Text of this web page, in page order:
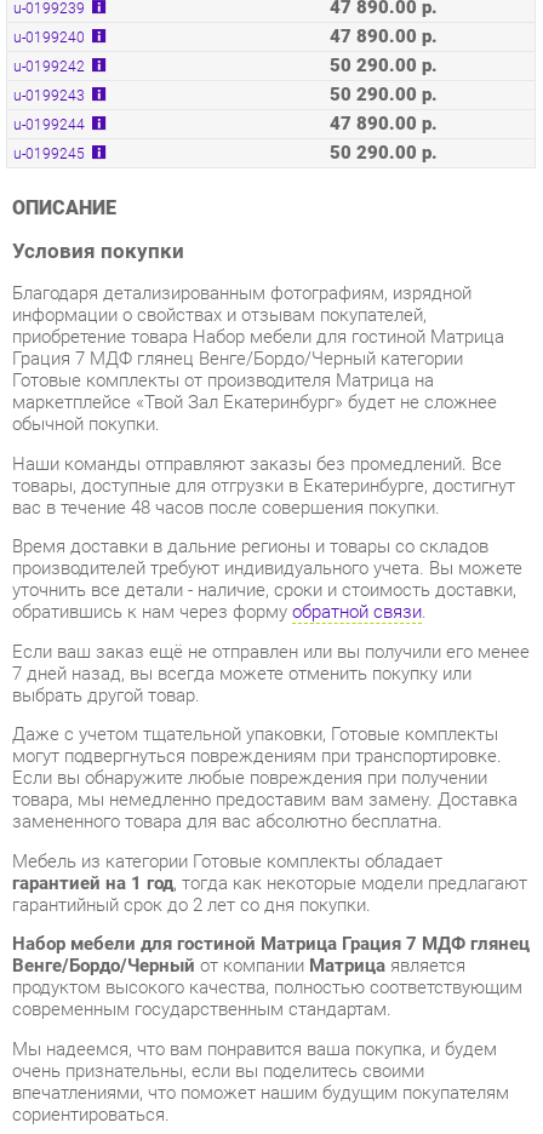
47 890.00 р.
50 290.00 р.
ОПИСАНИЕ
Условия покупки
Благодаря детализированным фотографиям, изрядной
приобретение товара Набор мебели для гостиной Матрица
Готовые комплекты от производителя Матрица на
маркетплейсе «Твой Зал Екатеринбург» будет не сложнее
обычной покупки.
Наши команды отправляют заказы без промедлений. Все
товары, доступные для отгрузки в Екатеринбурге, достигнут
вас в течение 48 часов после совершения покупки.
Время доставки в дальние регионы и товары со складов
производителей требуют индивидуального учета. Вы можете
уточнить все детали - наличие, сроки и стоимость доставки,
обратившись к нам через формуобратной связи.
Если ваш заказ ещё не отправлен или вы получили его менее
7 дней назад, вы всегда можете отменить покупку или
выбрать другой товар.
могут подвергнуться повреждениям при транспортировке.
Если вы обнаружите любые повреждения при получении
товара, мы немедленно предоставим вам замену. Доставка
Мебель из категории Готовые комплекты обладает
гарантией на 1 год, тогда как некоторые модели предлагают
гарантийный срок до 2 лет со дня покупки.
Набор мебели для гостиной Матрица Грация 7 МДФ глянец
Венге/Бордо/Черныйот компанииМатрицаявляется
продуктом высокого качества, полностью соответствующим
современным государственным стандартам.
Мы надеемся, что вам понравится ваша покупка, и будем
очень признательны, если вы поделитесь своими
впечатлениями, что поможет нашим будущим покупателям
сориентироваться.
Помимо формы
дополнительную информацию, фотографии и обзоры
продукции по электронной почте, по телефону в
Екатеринбурге или через мессенджеры Skype, Telegram и
WhatsApp.